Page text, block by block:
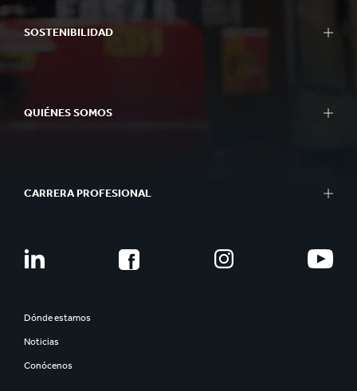
SOSTENIBILIDAD
QUIÉNES SOMOS
CARRERA PROFESIONAL
Dónde estamos
Noticias
Conócenos